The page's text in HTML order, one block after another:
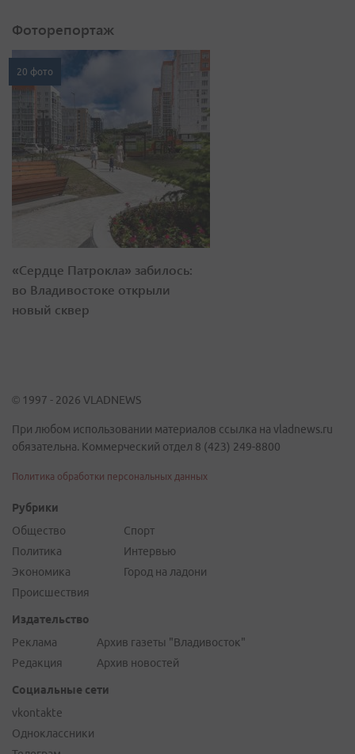
Фоторепортаж
20 фото
«Сердце Патрокла» забилось:
во Владивостоке открыли
новый сквер
© 1997 - 2026 VLADNEWS
При любом использовании материалов ссылка на vladnews.ru
обязательна. Коммерческий отдел 8 (423) 249-8800
Политика обработки персональных данных
Рубрики
Общество
Политика
Экономика
Происшествия
Спорт
Интервью
Город на ладони
Издательство
Реклама
Редакция
Архив газеты "Владивосток"
Архив новостей
Социальные сети
vkontakte
Одноклассники